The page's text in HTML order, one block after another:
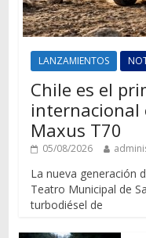
LANZAMIENTOS
Chile es el
internacional
Maxus T70
05/08/2026
La nueva generación
Teatro Municipal de
turbodiésel de